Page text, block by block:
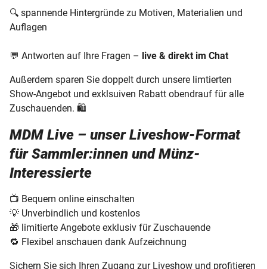
🔍 spannende Hintergründe zu Motiven, Materialien und
Auflagen
💬 Antworten auf Ihre Fragen – live & direkt im Chat
Außerdem sparen Sie doppelt durch unsere limtierten
Show-Angebot und exklsuiven Rabatt obendrauf für alle
Zuschauenden. 🛍️
MDM Live – unser Liveshow-Format
für Sammler:innen und Münz-
Interessierte
📺 Bequem online einschalten
💡 Unverbindlich und kostenlos
🎁 limitierte Angebote exklusiv für Zuschauende
🔁 Flexibel anschauen dank Aufzeichnung
Sichern Sie sich Ihren Zugang zur Liveshow und profitieren